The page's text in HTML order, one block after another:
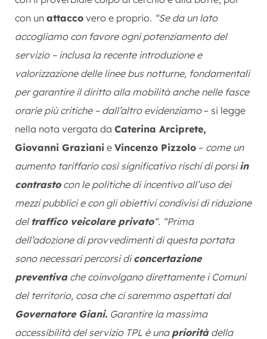
con un attacco vero e proprio. “Se da un lato
accogliamo con favore ogni potenziamento del
servizio – inclusa la recente introduzione e
valorizzazione delle linee bus notturne, fondamentali
per garantire il diritto alla mobilità anche nelle fasce
orarie più critiche – dall’altro evidenziamo– si legge
nella nota vergata da Caterina Arciprete,
Giovanni Graziani e Vincenzo Pizzolo – come un
aumento tariffario così significativo rischi di porsiin
contrastocon le politiche di incentivo all’uso dei
mezzi pubblici e con gli obiettivi condivisi di riduzione
del traffico veicolare privato“. “Prima
dell’adozione di provvedimenti di questa portata
sono necessari percorsi diconcertazione
preventivache coinvolgano direttamente i Comuni
del territorio, cosa che ci saremmo aspettati dal
Governatore Giani. Garantire la massima
accessibilità del servizio TPL è una prioritàdella